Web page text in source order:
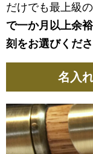
だけでも最上級
で一か月以上余
刻をお選びくださ
名入